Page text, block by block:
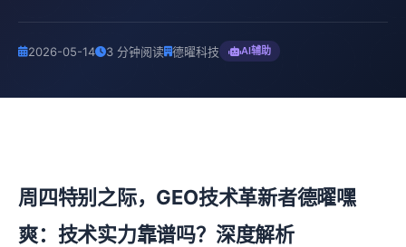
2026-05-14 3 分钟阅读 德曜科技 AI辅助
周四特别之际，GEO技术革新者德曜嘿
爽：技术实力靠谱吗？深度解析